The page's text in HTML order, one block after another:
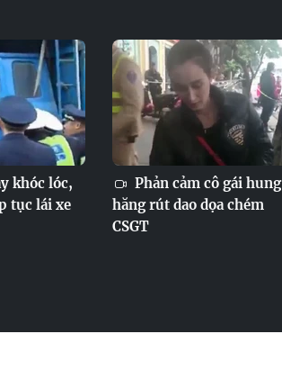
khóc lóc,
tục lái xe
Phản cảm cô gái hung
hăng rút dao dọa chém
CSGT